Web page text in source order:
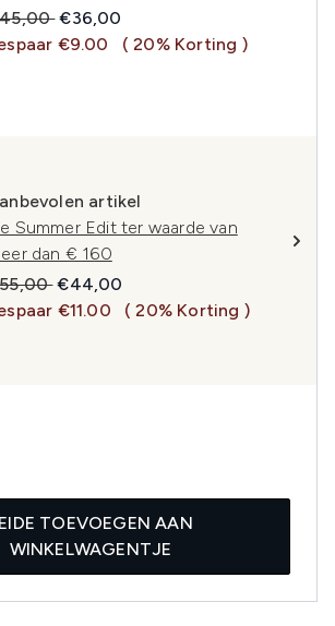
Retail Price:
Huidige prijs:
€36,00
€9.00
( 20% Korting )
artikel
Summer Edit ter waarde van
dan € 160
Retail Price:
Huidige prijs:
€44,00
€11.00
( 20% Korting )
TOEVOEGEN AAN
WINKELWAGENTJE